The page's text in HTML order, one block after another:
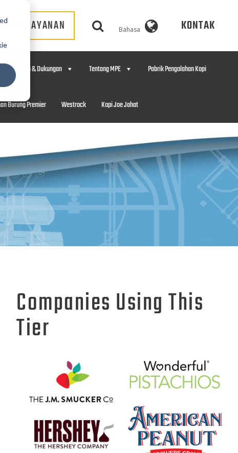
LAYANAN Bahasa KONTAK
Layanan & Dukungan Tentang MPE Pabrik Pengolahan Kopi
Burung Premier Westrock Kopi Joe Jahat
Companies Using This
Tier